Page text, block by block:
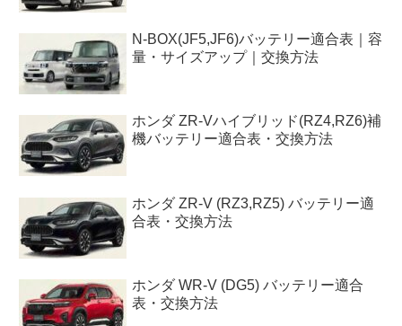
N-BOX(JF5,JF6)バッテリー適合表｜容
量・サイズアップ｜交換方法
ホンダ ZR-Vハイブリッド(RZ4,RZ6)補
機バッテリー適合表・交換方法
ホンダ ZR-V (RZ3,RZ5) バッテリー適
合表・交換方法
ホンダ WR-V (DG5) バッテリー適合
表・交換方法